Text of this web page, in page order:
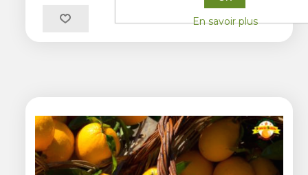
En savoir plus